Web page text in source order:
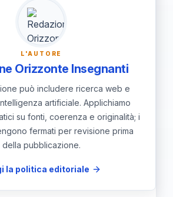
L'AUTORE
Orizzonte Insegnanti
può includere ricerca web e
artificiale. Applichiamo
su fonti, coerenza e originalità; i
fermati per revisione prima
della pubblicazione.
la politica editoriale